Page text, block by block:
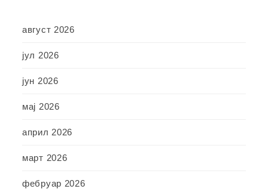
август 2026
јул 2026
јун 2026
мај 2026
април 2026
март 2026
фебруар 2026